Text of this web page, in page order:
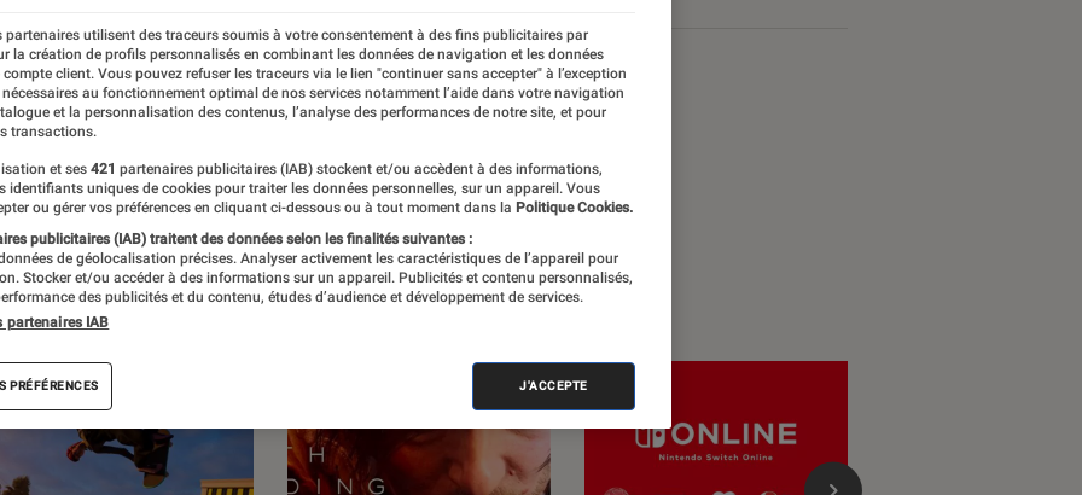
L’Éclaireur Fnac. Découvrez les sorties du
ainsi que des reportages sur l’un
France.
partenaires utilisent des traceurs soumis à votre consentement à des fins publicitaires par
la création de profils personnalisés en combinant les données de navigation et les données
compte client. Vous pouvez refuser les traceurs via le lien "continuer sans accepter" à l’exception
au fonctionnement optimal de nos services notamment l’aide dans votre navigation
et la personnalisation des contenus, l’analyse des performances de notre site, et pour
transactions.
et ses 421 partenaires publicitaires (IAB) stockent et/ou accèdent à des informations,
identifiants uniques de cookies pour traiter les données personnelles, sur un appareil. Vous
ou gérer vos préférences en cliquant ci-dessous ou à tout moment dans la Politique Cookies.
publicitaires (IAB) traitent des données selon les finalités suivantes :
de géolocalisation précises. Analyser activement les caractéristiques de l’appareil pour
Stocker et/ou accéder à des informations sur un appareil. Publicités et contenu personnalisés,
des publicités et du contenu, études d’audience et développement de services.
partenaires IAB
PRÉFÉRENCES J'ACCEPTE